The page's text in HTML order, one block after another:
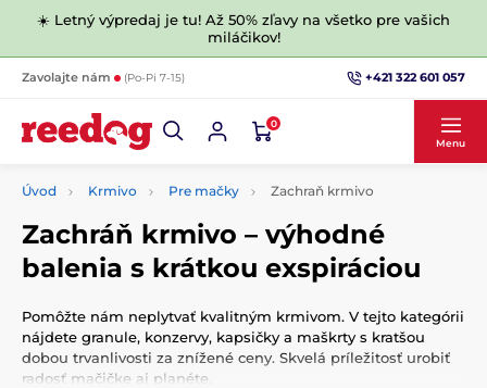
☀️ Letný výpredaj je tu! Až 50% zľavy na všetko pre vašich
miláčikov!
Zavolajte nám (Po-Pi 7-15) +421 322 601 057
0
Menu
Úvod Krmivo Pre mačky Zachraň krmivo
Zachráň krmivo – výhodné
balenia s krátkou exspiráciou
Pomôžte nám neplytvať kvalitným krmivom. V tejto kategórii
nájdete granule, konzervy, kapsičky a maškrty s kratšou
dobou trvanlivosti za znížené ceny. Skvelá príležitosť urobiť
radosť mačičke aj planéte.